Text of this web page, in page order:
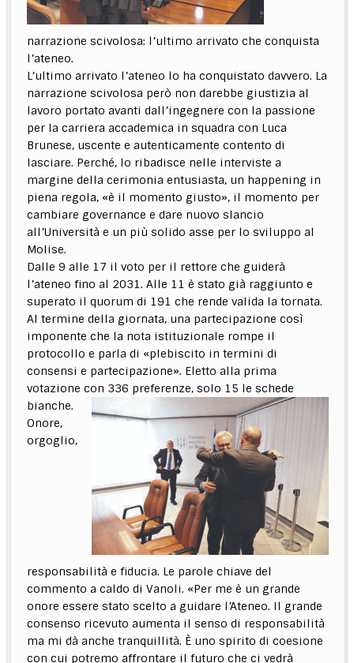
narrazione scivolosa: l’ultimo arrivato che conquista
l’ateneo.
L’ultimo arrivato l’ateneo lo ha conquistato davvero. La
narrazione scivolosa però non darebbe giustizia al
lavoro portato avanti dall’ingegnere con la passione
per la carriera accademica in squadra con Luca
Brunese, uscente e autenticamente contento di
lasciare. Perché, lo ribadisce nelle interviste a
margine della cerimonia entusiasta, un happening in
piena regola, «è il momento giusto», il momento per
cambiare governance e dare nuovo slancio
all’Università e un più solido asse per lo sviluppo al
Molise.
Dalle 9 alle 17 il voto per il rettore che guiderà
l’ateneo fino al 2031. Alle 11 è stato già raggiunto e
superato il quorum di 191 che rende valida la tornata.
Al termine della giornata, una partecipazione così
imponente che la nota istituzionale rompe il
protocollo e parla di «plebiscito in termini di
consensi e partecipazione». Eletto alla prima
votazione con 336 preferenze, solo 15 le schede
bianche.
Onore,
orgoglio,
responsabilità e fiducia. Le parole chiave del
commento a caldo di Vanoli. «Per me è un grande
onore essere stato scelto a guidare l’Ateneo. Il grande
consenso ricevuto aumenta il senso di responsabilità
ma mi dà anche tranquillità. È uno spirito di coesione
con cui potremo affrontare il futuro che ci vedrà